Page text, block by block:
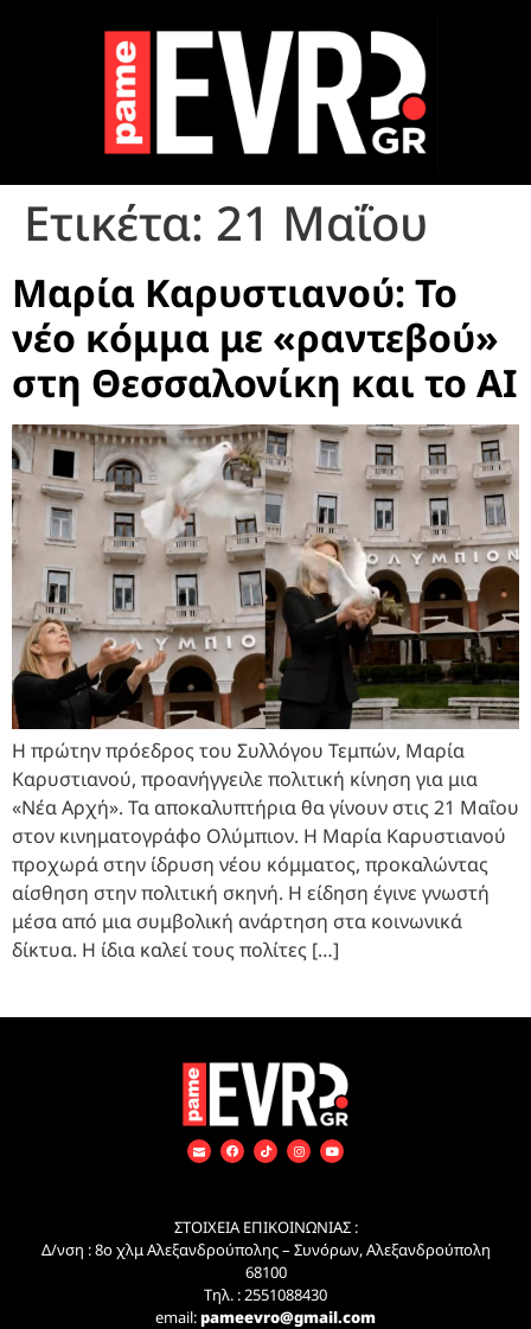
Ετικέτα: 21 Μαΐου
Μαρία Καρυστιανού: Το
νέο κόμμα με «ραντεβού»
στη Θεσσαλονίκη και το AI
Η πρώτην πρόεδρος του Συλλόγου Τεμπών, Μαρία
Καρυστιανού, προανήγγειλε πολιτική κίνηση για μια
«Νέα Αρχή». Τα αποκαλυπτήρια θα γίνουν στις 21 Μαΐου
στον κινηματογράφο Ολύμπιον. Η Μαρία Καρυστιανού
προχωρά στην ίδρυση νέου κόμματος, προκαλώντας
αίσθηση στην πολιτική σκηνή. Η είδηση έγινε γνωστή
μέσα από μια συμβολική ανάρτηση στα κοινωνικά
δίκτυα. Η ίδια καλεί τους πολίτες […]
ΣΤΟΙΧΕΙΑ ΕΠΙΚΟΙΝΩΝΙΑΣ :
Δ/νση : 8ο χλμ Αλεξανδρούπολης – Συνόρων, Αλεξανδρούπολη
68100
Τηλ. : 2551088430
email:pameevro@gmail.com